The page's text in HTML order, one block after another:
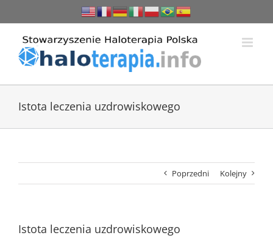
Istota leczenia uzdrowiskowego
Poprzedni Kolejny
Istota leczenia uzdrowiskowego